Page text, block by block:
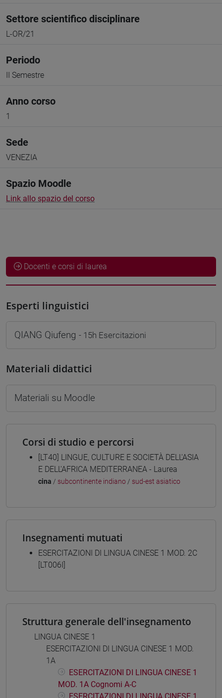
Settore scientifico disciplinare
L-OR/21
Periodo
II Semestre
Anno corso
1
Sede
VENEZIA
Spazio Moodle
Link allo spazio del corso
Docenti e corsi di laurea
Esperti linguistici
QIANG Qiufeng - 15h Esercitazioni
Materiali didattici
Materiali su Moodle
Corsi di studio e percorsi
[LT40] LINGUE, CULTURE E SOCIETÀ DELL'ASIA
E DELL'AFRICA MEDITERRANEA - Laurea
cina / subcontinente indiano / sud-est asiatico
Insegnamenti mutuati
ESERCITAZIONI DI LINGUA CINESE 1 MOD. 2C
[LT006I]
Struttura generale dell'insegnamento
LINGUA CINESE 1
ESERCITAZIONI DI LINGUA CINESE 1 MOD.
1A
ESERCITAZIONI DI LINGUA CINESE 1
MOD. 1A Cognomi A-C